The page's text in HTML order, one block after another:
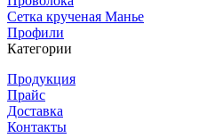
Сетка крученая Манье
Профили
Категории
Продукция
Прайс
Доставка
Контакты